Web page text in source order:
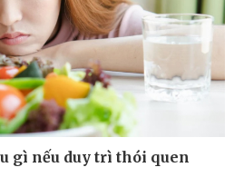
Dự báo thời tiết
Dấu ấn VOV
Việc làm
Biển đảo
gì nếu duy trì thói quen